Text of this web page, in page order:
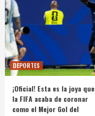
DEPORTES
¡Oficial! Esta es la joya que
la FIFA acaba de coronar
como el Mejor Gol del